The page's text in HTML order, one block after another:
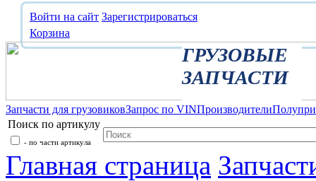
Войти на сайт Зарегистрироваться
Корзина
ГРУЗОВЫЕ
ЗАПЧАСТИ
Запчасти для грузовиковЗапрос по VINПроизводители
Поиск по артикулу
- по части артикула
Главная страница